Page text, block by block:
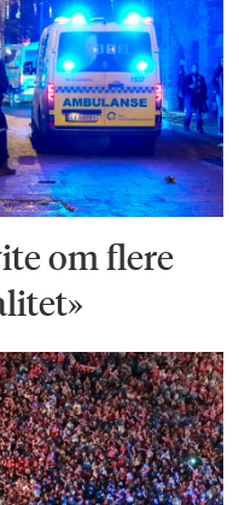
om flere